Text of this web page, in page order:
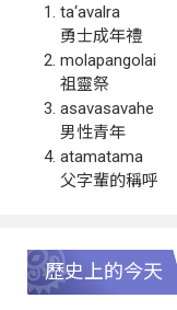
ta‘avalra
勇士成年禮
molapangolai
祖靈祭
asavasavahe
男性青年
atamatama
父字輩的稱呼
歷史上的今天